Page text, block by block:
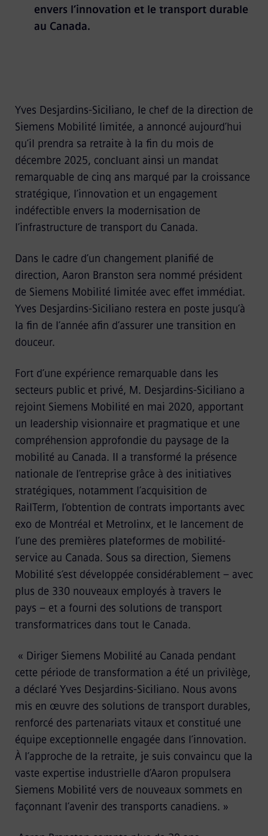
envers l’innovation et le transport durable
au Canada.
Yves Desjardins-Siciliano, le chef de la direction de
Siemens Mobilité limitée, a annoncé aujourd’hui
qu’il prendra sa retraite à la fin du mois de
décembre 2025, concluant ainsi un mandat
remarquable de cinq ans marqué par la croissance
stratégique, l’innovation et un engagement
indéfectible envers la modernisation de
l’infrastructure de transport du Canada.
Dans le cadre d’un changement planifié de
direction, Aaron Branston sera nommé président
de Siemens Mobilité limitée avec effet immédiat.
Yves Desjardins-Siciliano restera en poste jusqu’à
la fin de l’année afin d’assurer une transition en
douceur.
Fort d’une expérience remarquable dans les
secteurs public et privé, M. Desjardins-Siciliano a
rejoint Siemens Mobilité en mai 2020, apportant
un leadership visionnaire et pragmatique et une
compréhension approfondie du paysage de la
mobilité au Canada. Il a transformé la présence
nationale de l’entreprise grâce à des initiatives
stratégiques, notamment l’acquisition de
RailTerm, l’obtention de contrats importants avec
exo de Montréal et Metrolinx, et le lancement de
l’une des premières plateformes de mobilité-
service au Canada. Sous sa direction, Siemens
Mobilité s’est développée considérablement – avec
plus de 330 nouveaux employés à travers le
pays – et a fourni des solutions de transport
transformatrices dans tout le Canada.
« Diriger Siemens Mobilité au Canada pendant
cette période de transformation a été un privilège,
a déclaré Yves Desjardins-Siciliano. Nous avons
mis en œuvre des solutions de transport durables,
renforcé des partenariats vitaux et constitué une
équipe exceptionnelle engagée dans l’innovation.
À l’approche de la retraite, je suis convaincu que la
vaste expertise industrielle d’Aaron propulsera
Siemens Mobilité vers de nouveaux sommets en
façonnant l’avenir des transports canadiens. »